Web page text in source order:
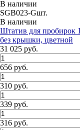
В наличии
SGB023-Gшт.
В наличии
Штатив для пробирок
без крышки, цветной
31 025 руб.
656 руб.
310 руб.
339 руб.
316 руб.